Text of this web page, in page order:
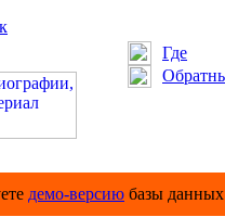
Где
демо-версию базы